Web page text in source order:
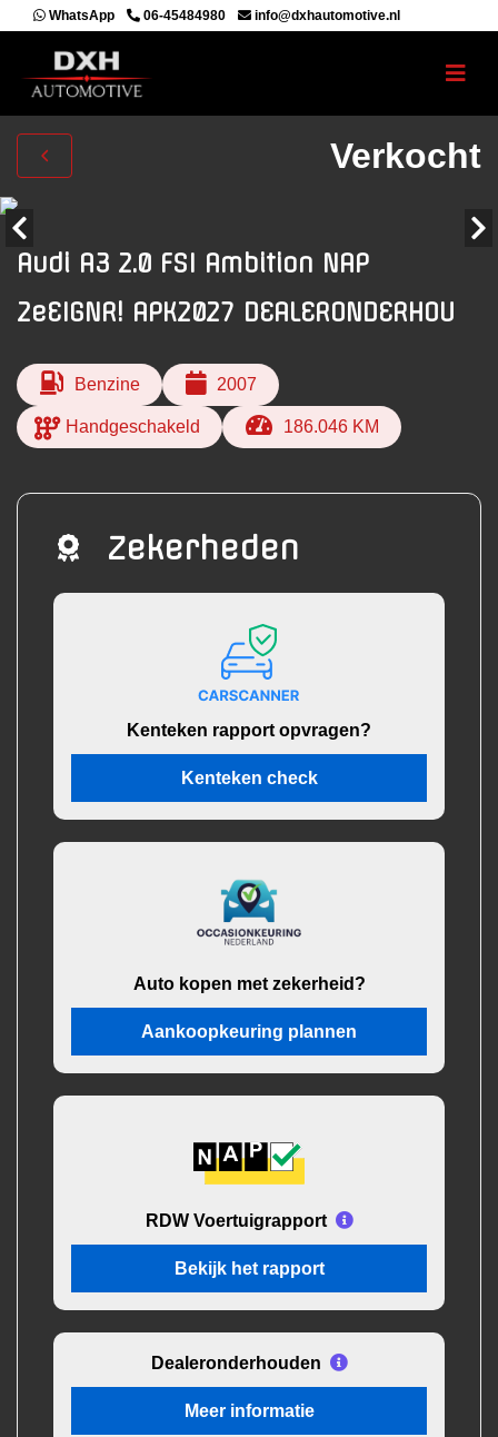
WhatsApp 06-45484980 info@dxhautomotive.nl
Verkocht
Audi A3 2.0 FSI Ambition NAP
2eEIGNR! APK2027 DEALERONDERHOU
Benzine 2007
Handgeschakeld 186.046 KM
Zekerheden
Kenteken rapport opvragen?
Kenteken check
Auto kopen met zekerheid?
Aankoopkeuring plannen
RDW Voertuigrapport
Bekijk het rapport
Dealeronderhouden
Meer informatie